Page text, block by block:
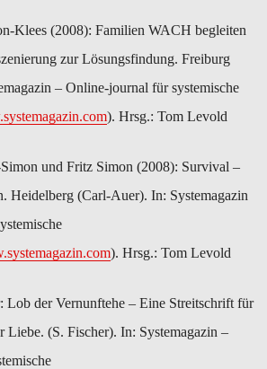
Klees (2008): Familien WACH begleiten
zur Lösungsfindung. Freiburg
– Online-journal für systemische
). Hrsg.: ​Tom Levold
und Fritz Simon (2008): Survival –
Heidelberg (Carl-Auer). In: Systemagazin
). ​Hrsg.: Tom Levold
Lob der Vernunftehe – Eine Streitschrift für
Liebe. (S. Fischer). In: Systemagazin –